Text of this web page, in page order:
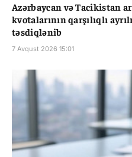
Azərbaycan və Tacikistan
kvotalarının qarşılıqlı
təsdiqlənib
7 Avqust 2026 15:01